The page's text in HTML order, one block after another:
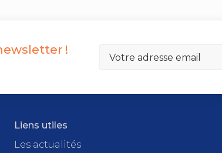
Liens utiles
Les actualités
!